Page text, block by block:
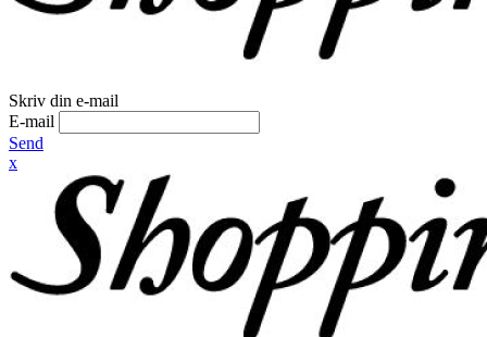
Skriv din e-mail
E-mail
Send
x